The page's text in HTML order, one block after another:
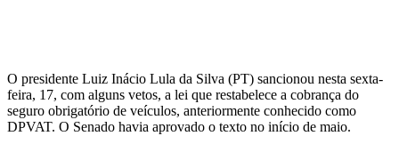
O presidente Luiz Inácio Lula da Silva (PT) sancionou nesta sexta-
feira, 17, com alguns vetos, a lei que restabelece a cobrança do
seguro obrigatório de veículos, anteriormente conhecido como
DPVAT. O Senado havia aprovado o texto no início de maio.